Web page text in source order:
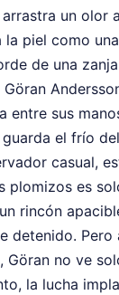
un olor
la piel como
de una
entre sus
el frío
casual,
plomizos es
rincón
detenido. Pero
Göran no ve
la lucha